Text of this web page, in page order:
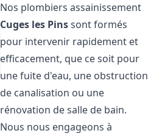
Nos plombiers assainissement
Cuges les Pinssont formés
pour intervenir rapidement et
efficacement, que ce soit pour
une fuite d'eau, une obstruction
de canalisation ou une
rénovation de salle de bain.
Nous nous engageons à